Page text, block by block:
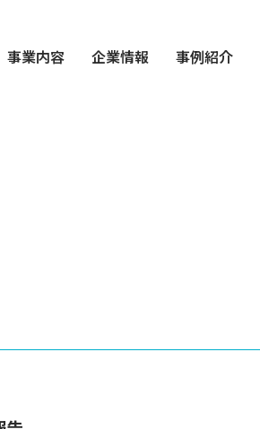
事業内容 企業情報 事例紹介